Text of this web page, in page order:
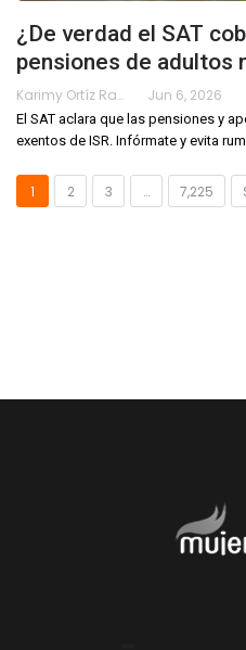
¿De verdad el SAT
pensiones de adultos
Karimy Ortíz Ramos Jun 6, 2026
El SAT aclara que las pensiones y
exentos de ISR. Infórmate y evita
1 2 3 … 7,225